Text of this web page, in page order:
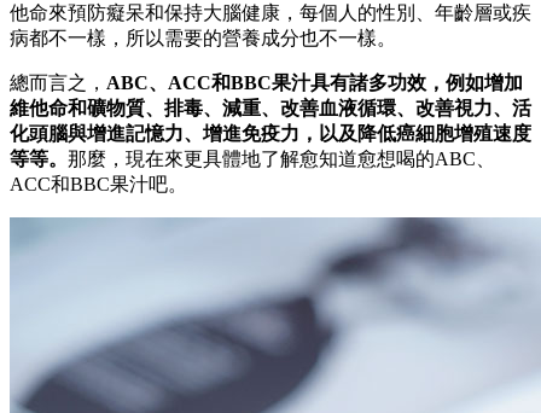
他命來預防癡呆和保持大腦健康，每個人的性別、年齡層或疾
病都不一樣，所以需要的營養成分也不一樣。
總而言之， ABC、ACC和BBC果汁具有諸多功效，例如增加
維他命和礦物質、排毒、減重、改善血液循環、改善視力、活
化頭腦與增進記憶力、增進免疫力，以及降低癌細胞增殖速度
等等。 那麼，現在來更具體地了解愈知道愈想喝的ABC、
ACC和BBC果汁吧。